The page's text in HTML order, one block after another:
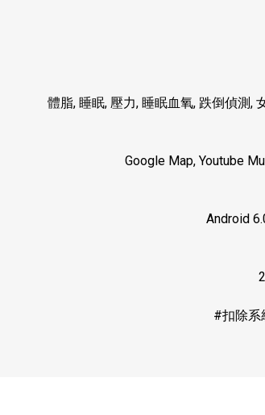
體脂,睡眠, 壓力,睡眠血氧, 跌倒偵測,
Google Map, Youtube
Android
#扣除系